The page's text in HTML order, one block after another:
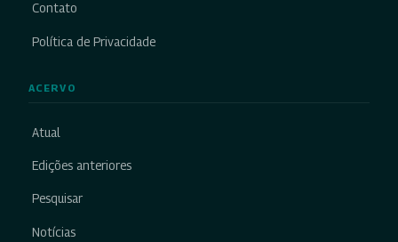
Contato
Política de Privacidade
ACERVO
Atual
Edições anteriores
Pesquisar
Notícias